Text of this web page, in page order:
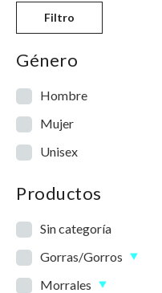
Filtro
Género
Hombre
Mujer
Unisex
Productos
Sin categoría
Gorras/Gorros
Morrales